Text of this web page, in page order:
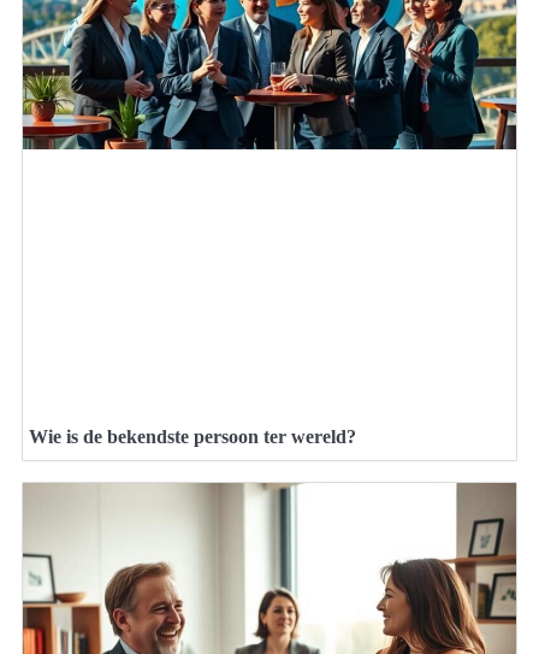
Wie is de bekendste persoon ter wereld?